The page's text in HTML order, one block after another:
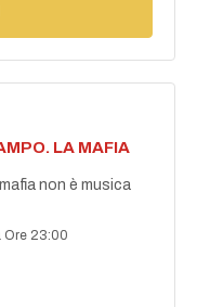
LA MAFIA
non è musica
Ore 23:00